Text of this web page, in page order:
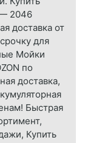
— 2046
доставка от
для
Мойки
по
доставка,
Быстрая
Купить